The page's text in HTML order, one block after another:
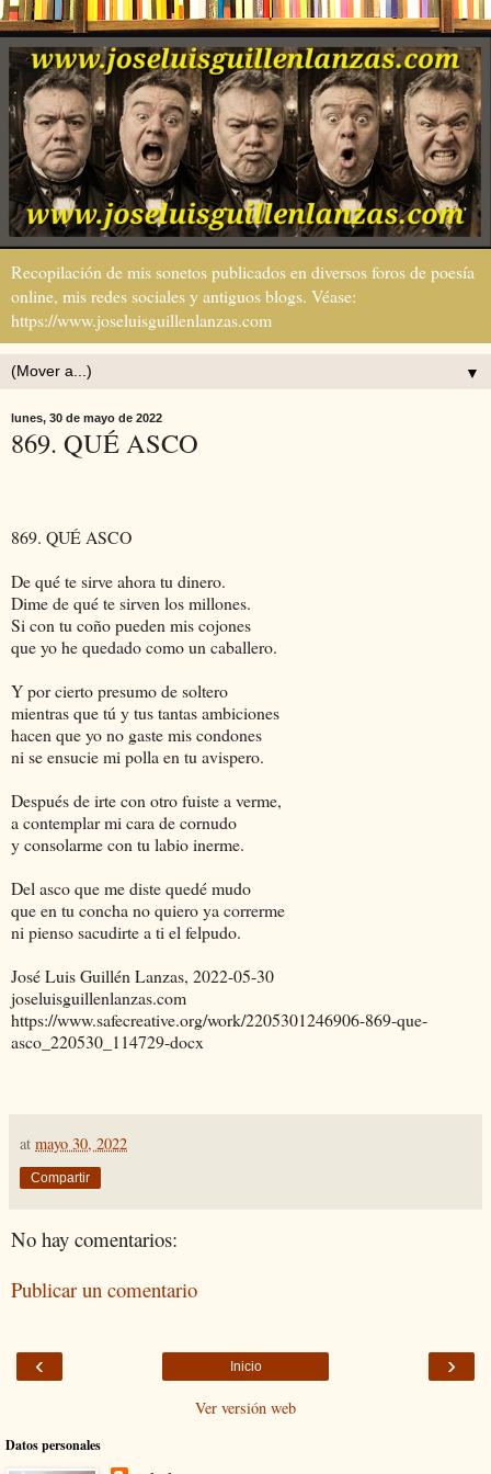
Recopilación de mis sonetos publicados en diversos foros de poesía
online, mis redes sociales y antiguos blogs. Véase:
https://www.joseluisguillenlanzas.com
▼
lunes, 30 de mayo de 2022
869. QUÉ ASCO
869. QUÉ ASCO
De qué te sirve ahora tu dinero.
Dime de qué te sirven los millones.
Si con tu coño pueden mis cojones
que yo he quedado como un caballero.
Y por cierto presumo de soltero
mientras que tú y tus tantas ambiciones
hacen que yo no gaste mis condones
ni se ensucie mi polla en tu avispero.
Después de irte con otro fuiste a verme,
a contemplar mi cara de cornudo
y consolarme con tu labio inerme.
Del asco que me diste quedé mudo
que en tu concha no quiero ya correrme
ni pienso sacudirte a ti el felpudo.
José Luis Guillén Lanzas, 2022-05-30
joseluisguillenlanzas.com
https://www.safecreative.org/work/2205301246906-869-que-
asco_220530_114729-docx
at mayo 30, 2022
Compartir
No hay comentarios:
Publicar un comentario
‹ ›
Inicio
Ver versión web
Datos personales